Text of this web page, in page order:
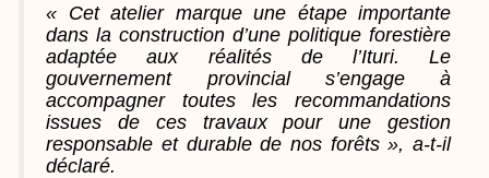
« Cet atelier marque une étape importante
dans la construction d’une politique forestière
adaptée aux réalités de l’Ituri. Le
gouvernement provincial s’engage à
accompagner toutes les recommandations
issues de ces travaux pour une gestion
responsable et durable de nos forêts », a-t-il
déclaré.